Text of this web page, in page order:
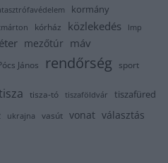
kormány
kórház közlekedés lmp
mezőtúr máv
János rendőrség sport
tisza-tó tiszaföldvár tiszafüred
ukrajna vasút vonat választás